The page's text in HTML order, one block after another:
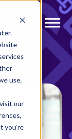
use,
our
you're